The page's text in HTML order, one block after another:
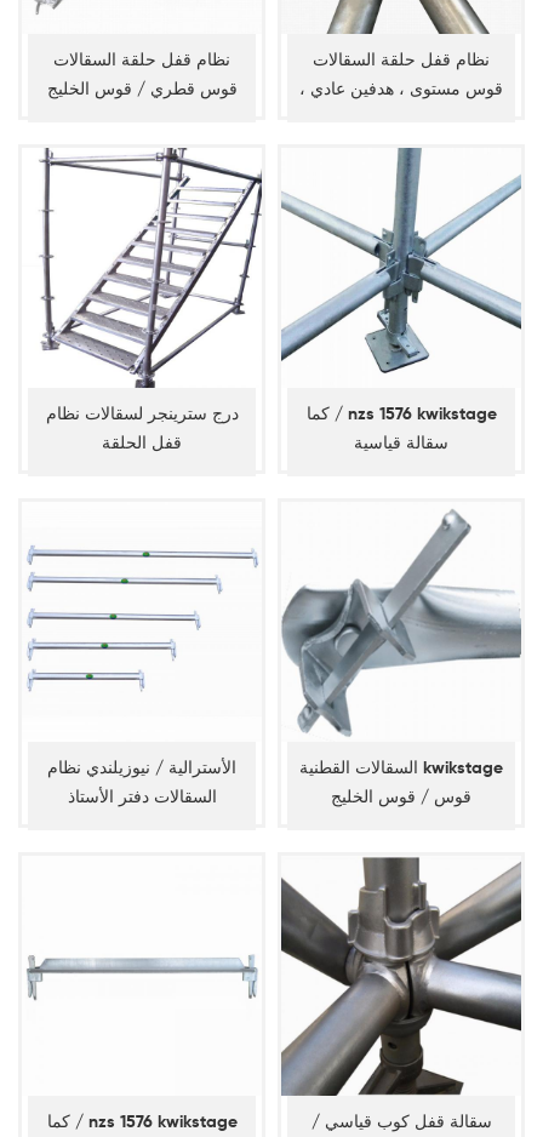
نظام قفل حلقة السقالات
قوس قطري / قوس الخليج
نظام قفل حلقة السقالات
قوس مستوى ، هدفين عادي ،
درج سترينجر لسقالات نظام
قفل الحلقة
كما / nzs 1576 kwikstage
سقالة قياسية
الأسترالية / نيوزيلندي نظام
السقالات دفتر الأستاذ
السقالات القطنية kwikstage
قوس / قوس الخليج
كما / nzs 1576 kwikstage سقالة قفل كوب قياسي /